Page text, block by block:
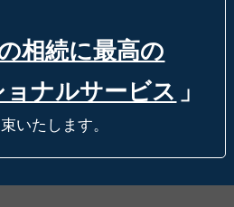
相続に最高の
ナルサービス 」
いたします。